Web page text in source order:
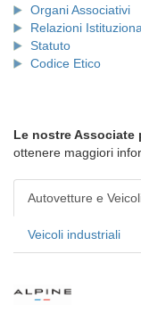
Organi Associativi
Relazioni
Statuto
Codice Etico
Le nostre Associate
ottenere maggiori
Autovetture e
Veicoli industriali